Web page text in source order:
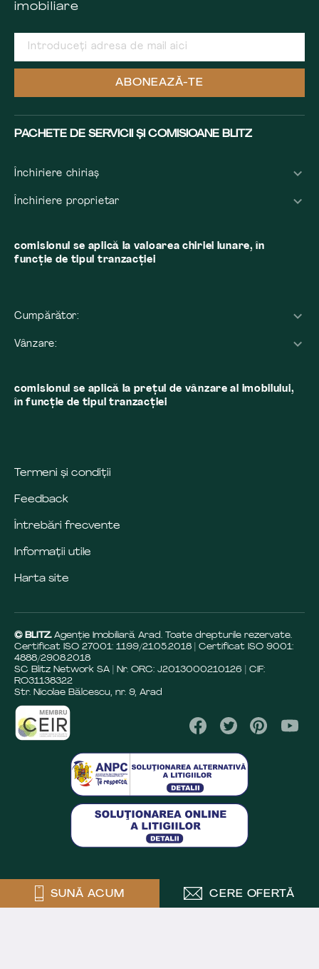
SUNĂ ACUM CERE OFERTĂ
imobiliare
ABONEAZĂ-TE
PACHETE DE SERVICII ȘI COMISIOANE BLITZ
Închiriere chiriaș
Închiriere proprietar
comisionul se aplică la valoarea chiriei lunare, în
funcție de tipul tranzacției
Cumpărător:
Vânzare:
comisionul se aplică la preţul de vânzare al imobilului,
în funcţie de tipul tranzacţiei
Termeni și condiții
Feedback
Întrebări frecvente
Informații utile
Harta site
© BLITZ. Agenție Imobiliară Arad. Toate drepturile rezervate.
Certificat ISO 27001: 1199/21.05.2018 | Certificat ISO 9001:
4888/29.08.2018
SC Blitz Network SA | Nr. ORC: J2013000210126 | CIF:
RO31138322
Str. Nicolae Bălcescu, nr. 9, Arad